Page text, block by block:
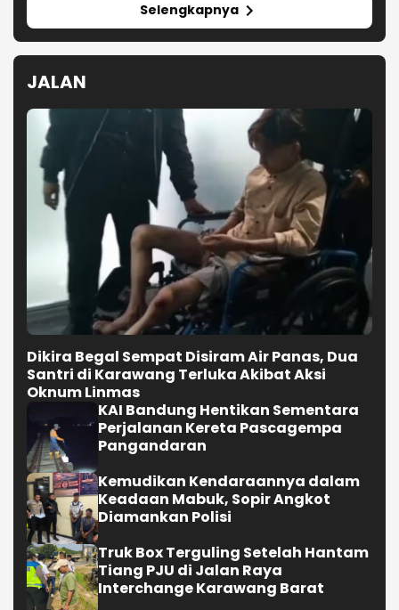
Selengkapnya
JALAN
Dikira Begal Sempat Disiram Air Panas, Dua
Santri di Karawang Terluka Akibat Aksi
Oknum Linmas
KAI Bandung Hentikan Sementara
Perjalanan Kereta Pascagempa
Pangandaran
Kemudikan Kendaraannya dalam
Keadaan Mabuk, Sopir Angkot
Diamankan Polisi
Truk Box Terguling Setelah Hantam
Tiang PJU di Jalan Raya
Interchange Karawang Barat